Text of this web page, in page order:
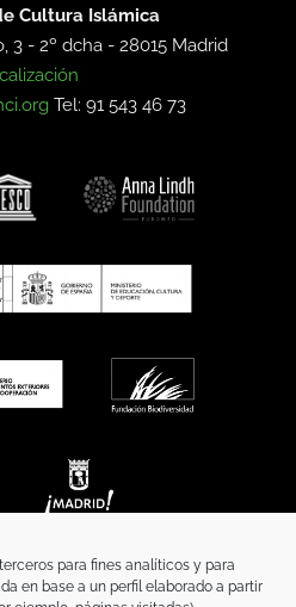
para fines analíticos y para
en base a un perfil elaborado a partir
Cultura Islámica
3 - 2º dcha -28015 Madrid
Tel: 91 543 46 73